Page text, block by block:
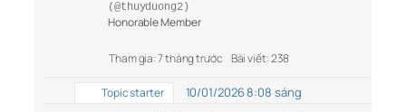
(@thuyduong2)
Honorable Member
Tham gia: 7 tháng trước Bài viết: 238
Topic starter 10/01/2026 8:08 sáng